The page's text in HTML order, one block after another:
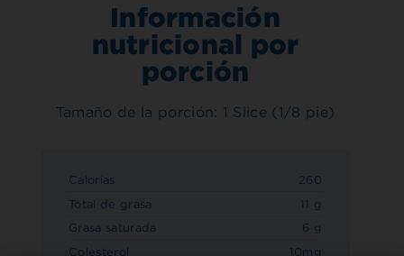
Información
nutricional por
porción
Tamaño de la porción: 1 Slice (1/8 pie)
Calorías
260
Total de grasa
11 g
Grasa saturada
6 g
Colesterol
10mg